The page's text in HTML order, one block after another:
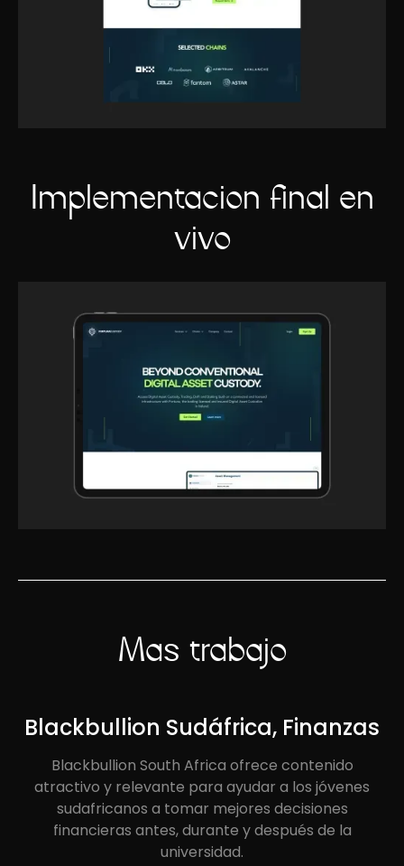
Implementación final en
vivo
Más trabajo
Blackbullion Sudáfrica, Finanzas
Blackbullion South Africa ofrece contenido
atractivo y relevante para ayudar a los jóvenes
sudafricanos a tomar mejores decisiones
financieras antes, durante y después de la
universidad.